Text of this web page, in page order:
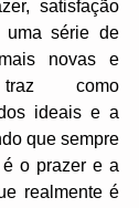
satisfação
série de
novas e
como
ideais e a
que sempre
o prazer e a
realmente é